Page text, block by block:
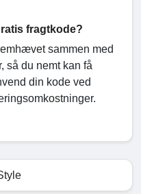
fragtkode?
sammen med
så du nemt kan få
din kode ved